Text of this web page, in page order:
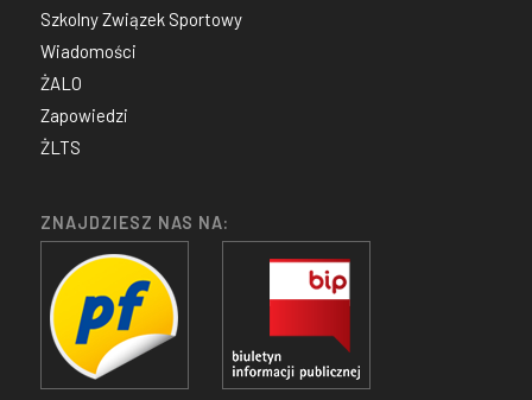
Szkolny Związek Sportowy
Wiadomości
ŻALO
Zapowiedzi
ŻLTS
ZNAJDZIESZ NAS NA: